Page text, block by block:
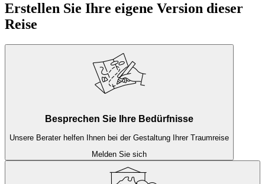
Erstellen Sie Ihre eigene Version dieser
Reise
Besprechen Sie Ihre Bedürfnisse
Unsere Berater helfen Ihnen bei der Gestaltung Ihrer Traumreise
Melden Sie sich